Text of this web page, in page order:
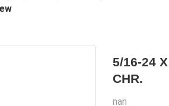
5/16-24
CHR.
nan